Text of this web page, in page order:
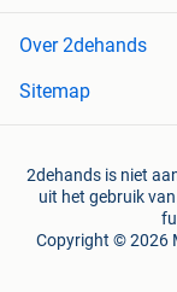
Over 2dehands
Sitemap
2dehands is niet
uit het gebruik
Copyright © 2026